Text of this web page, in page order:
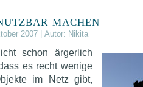
machen
2007 | Autor: Nikita
schon ärgerlich
es recht wenige
im Netz gibt,